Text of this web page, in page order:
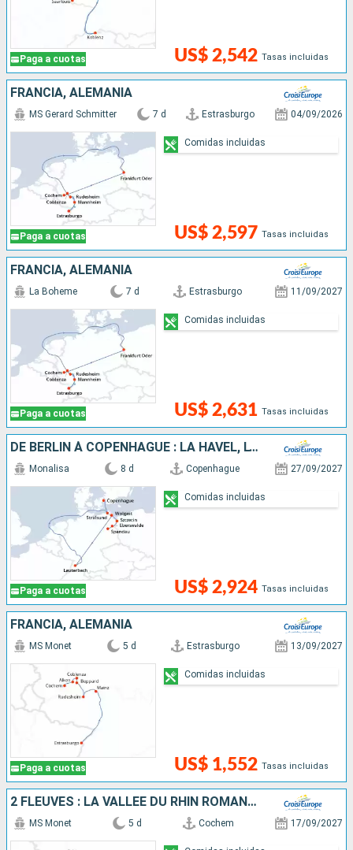
Paga a cuotas US$ 2,542 Tasas incluidas
FRANCIA, ALEMANIA
Paga a cuotas
MS Gerard Schmitter 7 d Estrasburgo 04/09/2026
US$ 2,597 Tasas incluidas
Comidas incluidas
FRANCIA, ALEMANIA
Paga a cuotas
La Boheme 7 d Estrasburgo 11/09/2027
US$ 2,631 Tasas incluidas
Comidas incluidas
DE BERLIN À COPENHAGUE : LA HAVEL, L'ODER ET LA MER BALTIQUE
Paga a cuotas
Monalisa 8 d Copenhague 27/09/2027
US$ 2,924 Tasas incluidas
Comidas incluidas
FRANCIA, ALEMANIA
Paga a cuotas
MS Monet 5 d Estrasburgo 13/09/2027
US$ 1,552 Tasas incluidas
Comidas incluidas
2 FLEUVES : LA VALLÉE DU RHIN ROMANTIQUE ET LA MAGIE DE LA MOSELLE
MS Monet 5 d Cochem 17/09/2027